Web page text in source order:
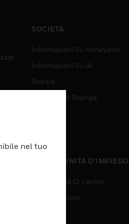
SOCIETÀ
Informazioni Su Honeywell
Informazioni Su IA
Notizie
Comunicati Stampa
OPPORTUNITÀ D’IMPIEGO
Opportunità Di Lavoro
Ricerca Lavoro
nel tuo